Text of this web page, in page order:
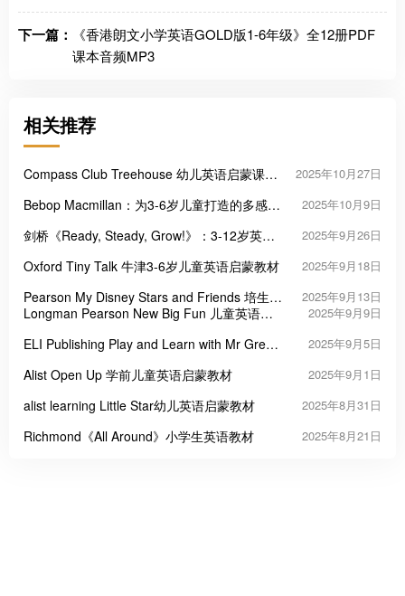
下一篇：
《香港朗文小学英语GOLD版1-6年级》全12册PDF
课本音频MP3
相关推荐
Compass Club Treehouse 幼儿英语启蒙课程
2025年10月27日
Bebop Macmillan：为3-6岁儿童打造的多感官
2025年10月9日
剑桥《Ready, Steady, Grow!》：3-12岁英语
2025年9月26日
Oxford Tiny Talk 牛津3-6岁儿童英语启蒙教材 2025年9月18日
Pearson My Disney Stars and Friends 培生迪
士尼学前英语教材
2025年9月13日
Longman Pearson New Big Fun 儿童英语启
2025年9月9日
ELI Publishing Play and Learn with Mr Green
2025年9月5日
Alist Open Up 学前儿童英语启蒙教材 2025年9月1日
alist learning Little Star幼儿英语启蒙教材 2025年8月31日
Richmond《All Around》小学生英语教材 2025年8月21日